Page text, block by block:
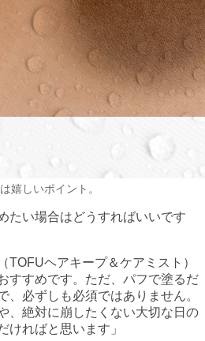
嬉しいポイント。
たい場合はどうすればいいです
TOFUヘアキープ＆ケアミスト）
すすめです。ただ、パフで塗るだ
、必ずしも必須ではありません。
、絶対に崩したくない大切な日の
ければと思います」